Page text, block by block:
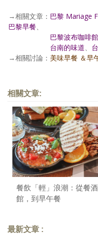
→相關文章： 巴黎 Mariage
巴黎早餐、
巴黎波布咖啡
台南的味道、
→相關討論： 美味早餐 ＆早
相關文章:
餐飲「輕」浪潮：從餐酒
館，到早午餐
最新文章 :